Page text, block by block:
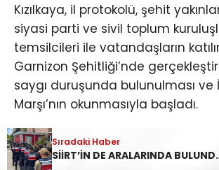
Kızılkaya, il protokolü, şehit
siyasi parti ve sivil toplum
temsilcileri ile vatandaşların
Garnizon Şehitliği’nde
saygı duruşunda bulunulması ve
Marşı’nın okunmasıyla başladı.
Programda İl Müftülüğü
Kerim okundu, tüm şehitler için
Sıradaki Haber
SİİRT’İN DE